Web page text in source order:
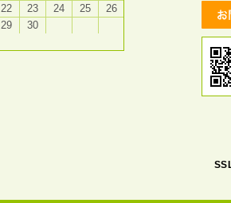
22 23 24 25
26
29 30